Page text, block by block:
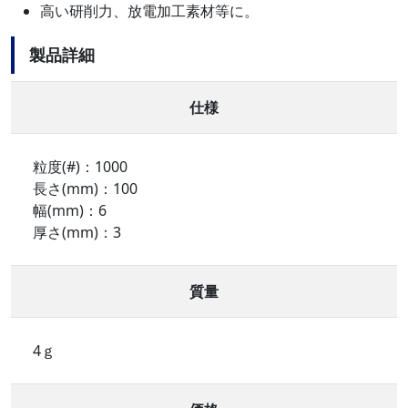
高い研削力、放電加工素材等に。
製品詳細
仕様
粒度(#)：1000
長さ(mm)：100
幅(mm)：6
厚さ(mm)：3
質量
4ｇ